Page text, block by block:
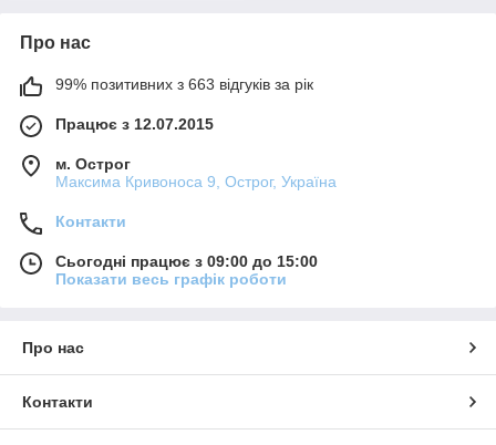
Про нас
99% позитивних з 663 відгуків за рік
Працює з 12.07.2015
м. Острог
Максима Кривоноса 9, Острог, Україна
Контакти
Сьогодні працює з 09:00 до 15:00
Показати весь графік роботи
Про нас
Контакти